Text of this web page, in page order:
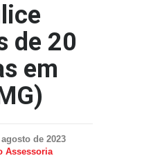
de 20
em
de 2023
Assessoria